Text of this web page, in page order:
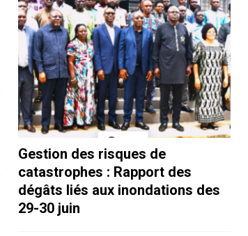
Gestion des risques de
catastrophes : Rapport des
dégâts liés aux inondations des
29-30 juin